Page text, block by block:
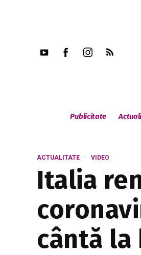
Publicitate
ACTUALITATE VIDEO
Italia
cântă la